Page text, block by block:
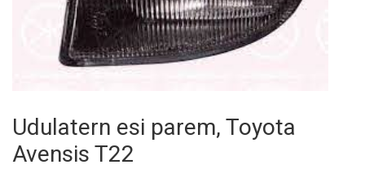
Udulatern esi parem, Toyota
Avensis T22